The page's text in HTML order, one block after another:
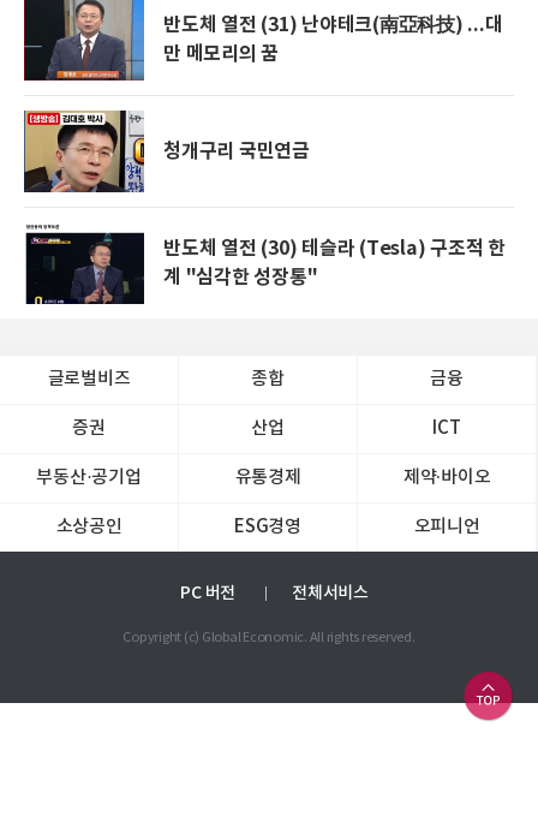
반도체 열전 (31) 난야테크(南亞科技) ...대
만 메모리의 꿈
청개구리 국민연금
반도체 열전 (30) 테슬라 (Tesla) 구조적 한
계 "심각한 성장통"
글로벌비즈 종합 금융
증권 산업 ICT
부동산·공기업 유통경제 제약∙바이오
소상공인 ESG경영 오피니언
PC 버전 전체서비스
Copyright (c) Global Economic. All rights reserved.